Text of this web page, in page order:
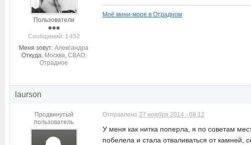
Пользователи
Cообщений: 1 452
Меня зовут: Александра
Откуда: Москва, СВАО,
Отрадное
Моё мини-море в Отрадном
laurson
Продвинутый
пользователь
Отправлено 27 ноября 2014 - 08:12
У меня как нитка поперла, я по советам
побелела и стала отваливаться от камней,